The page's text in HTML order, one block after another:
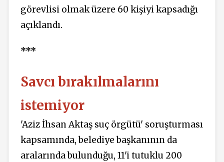
görevlisi olmak üzere 60 kişiyi kapsadığı
açıklandı.
***
Savcı bırakılmalarını
istemiyor
'Aziz İhsan Aktaş suç örgütü' soruşturması
kapsamında, belediye başkanının da
aralarında bulunduğu, 11'i tutuklu 200